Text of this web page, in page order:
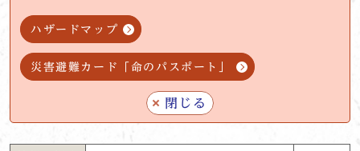
ハザードマップ
災害避難カード「命のパスポート」
閉じる